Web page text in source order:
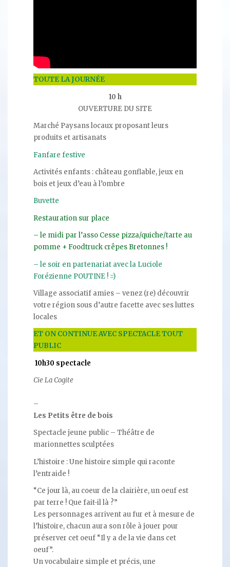
TOUTE LA JOURNÉE
10 h
OUVERTURE DU SITE
Marché Paysans locaux proposant leurs
produits et artisanats
Fanfare festive
Activités enfants : château gonflable, jeux en
bois et jeux d’eau à l’ombre
Buvette
Restauration sur place
– le midi par l’asso Cesse pizza/quiche/tarte au
pomme + Foodtruck crêpes Bretonnes !
– le soir en partenariat avec la Luciole
Forézienne POUTINE ! =)
Village associatif amies – venez (re) découvrir
votre région sous d’autre facette avec ses luttes
locales
ET ON CONTINUE AVEC SPECTACLE TOUT
PUBLIC
10h30 spectacle
Cie La Cogite
–
Les Petits être de bois
Spectacle jeune public – Théâtre de
marionnettes sculptées
L’histoire : Une histoire simple qui raconte
l’entraide !
“Ce jour là, au coeur de la clairière, un oeuf est
par terre ! Que fait-il là ?”
Les personnages arrivent au fur et à mesure de
l’histoire, chacun aura son rôle à jouer pour
préserver cet oeuf “Il y a de la vie dans cet
oeuf”.
Un vocabulaire simple et précis, une